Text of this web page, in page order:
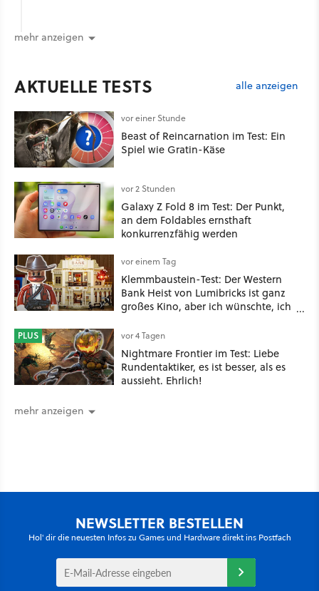
mehr anzeigen
AKTUELLE TESTS alle anzeigen
vor einer Stunde
Beast of Reincarnation im Test: Ein
Spiel wie Gratin-Käse
vor 2 Stunden
Galaxy Z Fold 8 im Test: Der Punkt,
an dem Foldables ernsthaft
konkurrenzfähig werden
vor einem Tag
Klemmbaustein-Test: Der Western
Bank Heist von Lumibricks ist ganz
großes Kino, aber ich wünschte, ich
gehört
PLUS vor 4 Tagen
Nightmare Frontier im Test: Liebe
Rundentaktiker, es ist besser, als es
aussieht. Ehrlich!
mehr anzeigen
NEWSLETTER BESTELLEN
Hol' dir die neuesten Infos zu Games und Hardware direkt ins Postfach